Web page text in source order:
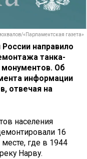
«Парламентская газета»
направило
танка-
Об
информации
отвечая на
населения
16
где в 1944
Нарву.